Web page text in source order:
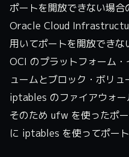
ポートを開放できない場合
Oracle Cloud
用いてポートを開放できな
OCI のプラットフォーム
ュームとブロック・ボリュ
iptables のファイアウォー
そのため ufw を使ったポ
に iptables を使ってポー